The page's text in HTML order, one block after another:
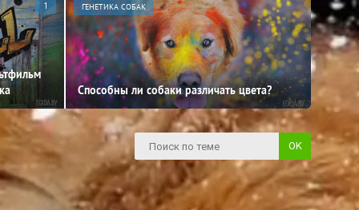
1 ГЕНЕТИКА СОБАК
Способны ли собаки различать цвета?